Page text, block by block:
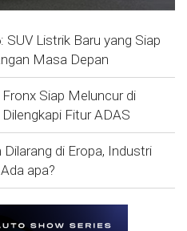
SUV Listrik Baru yang Siap
Masa Depan
Siap Meluncur di
Fitur ADAS
di Eropa, Industri
apa?